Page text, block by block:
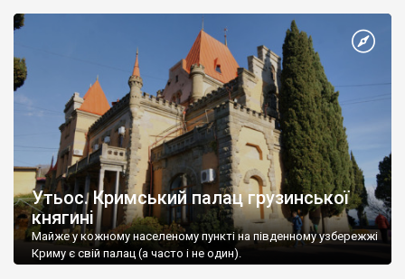
Утьос. Кримський палац грузинської
княгині
Майже у кожному населеному пункті на південному узбережжі
Криму є свій палац (а часто і не один).